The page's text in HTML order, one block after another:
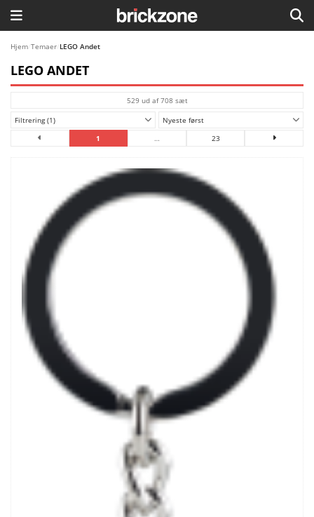
HJEM
TEMAER
LEGO FAVORITTER
Hjem Temaer LEGO Andet
LEGO ANDET
1 … 23
529 ud af 708 sæt
Filtrering (1)
Nyeste først